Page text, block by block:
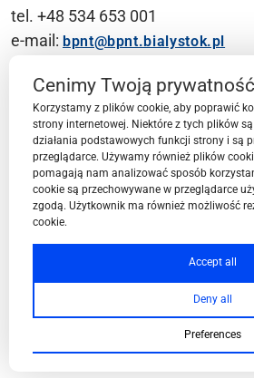
tel. +48 534 653 001
e-mail: bpnt@bpnt.bialystok.pl
Contact
BPN-T Area
BPN-T Offer
Cenimy Twoją prywatność
Korzystamy z plików cookie, aby poprawić
strony internetowej. Niektóre z tych plików
działania podstawowych funkcji strony i są
przeglądarce. Używamy również plików
pomagają nam analizować sposób
cookie są przechowywane w przeglądarce
zgodą. Użytkownik ma również możliwość
cookie.
Accept all
Deny all
Preferences